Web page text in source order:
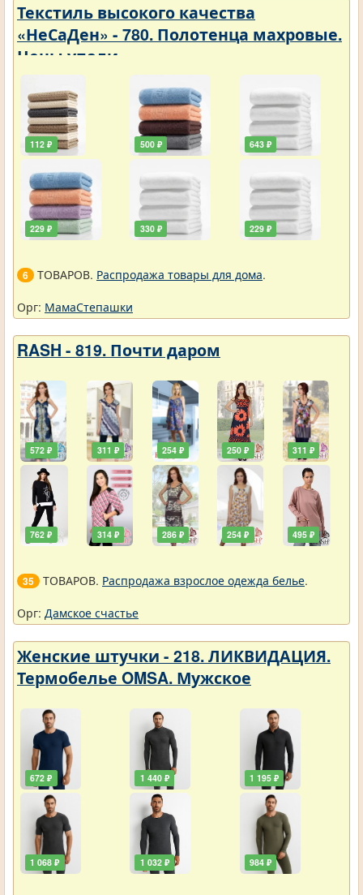
Текстиль высокого качества
«НеСаДен» - 780. Полотенца махровые.
Цены упали
112 ₽
229 ₽
500 ₽
330 ₽
643 ₽
229 ₽
6 ТОВАРОВ. Распродажа товары для дома.
Орг: МамаСтепашки
RASH - 819. Почти даром
572 ₽
762 ₽
311 ₽
314 ₽
254 ₽
286 ₽
250 ₽
254 ₽
311 ₽
495 ₽
35 ТОВАРОВ. Распродажа взрослое одежда белье.
Орг: Дамское счастье
Женские штучки - 218. ЛИКВИДАЦИЯ.
Термобелье OMSA. Мужское
672 ₽
1 068 ₽
1 440 ₽
1 032 ₽
1 195 ₽
984 ₽